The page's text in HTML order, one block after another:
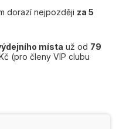
dorazí nejpozději za 5
místa už od 79
(pro členy VIP clubu